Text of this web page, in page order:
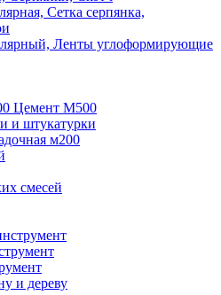
Сетка серпянка,
Ленты углоформирующие
Цемент М500
и штукатурки
м200
смесей
и дереву